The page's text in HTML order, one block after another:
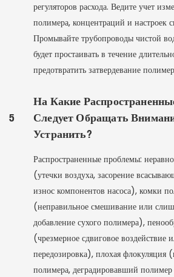
регуляторов расхода. Ведите учет
полимера, концентраций и настроек
Промывайте трубопроводы чистой
будет простаивать в течение
предотвратить затвердевание
5
На Какие
Следует Обращать
Устранить?
Распространенные проблемы:
(утечки воздуха, засорение
износ компонентов насоса), комки
(неправильное смешивание или
добавление сухого полимера),
(чрезмерное сдвиговое воздействие
передозировка), плохая флокуляция
полимера, деградировавший